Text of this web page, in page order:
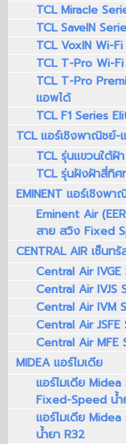
TCL Miracle
TCL SaveIN
TCL VoxIN Wi-
TCL T-Pro Wi-
TCL T-Pro
แอพได้
TCL F1 Series
TCL แอร์เชิงพาณิชย์-
TCL รุ่นแขวนใต้ฝ้
TCL รุ่นฝังฝ้าสี่ทิ
EMINENT แอร์เชิงพ
Eminent Air
สาย สวิง Fixed
CENTRAL AIR เซ็นท
Central Air
Central Air IVJS
Central Air IVM
Central Air
Central Air MFE
MIDEA แอร์ไมเดีย
แอร์ไมเดีย
Fixed-Speed น้ำ
แอร์ไมเดีย
น้ำยา R32